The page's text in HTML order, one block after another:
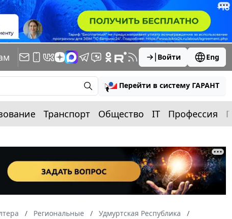
Войти Eng
Перейти в систему ГАРАНТ
Транспорт Общество IT Профессия
Региональные
Удмуртская Республика